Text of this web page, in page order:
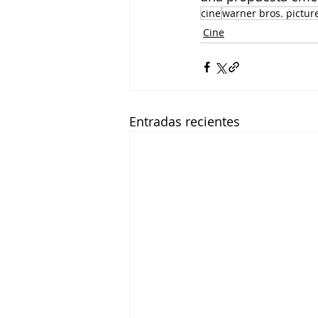
cinewarner bros.
Cine
Entradas recientes